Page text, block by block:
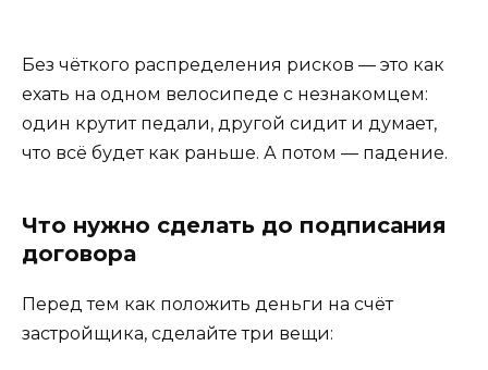
Без чёткого распределения рисков — это как
ехать на одном велосипеде с незнакомцем:
один крутит педали, другой сидит и думает,
что всё будет как раньше. А потом — падение.
Что нужно сделать до подписания
договора
Перед тем как положить деньги на счёт
застройщика, сделайте три вещи: